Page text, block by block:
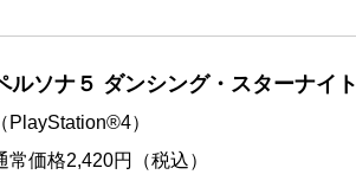
ルソナ５ ダンシング・スターナイト
（PlayStation®4）
常価格2,420円（税込）